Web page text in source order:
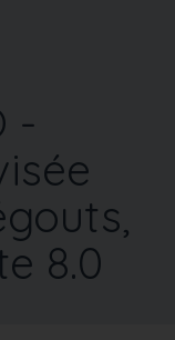
-
8.0